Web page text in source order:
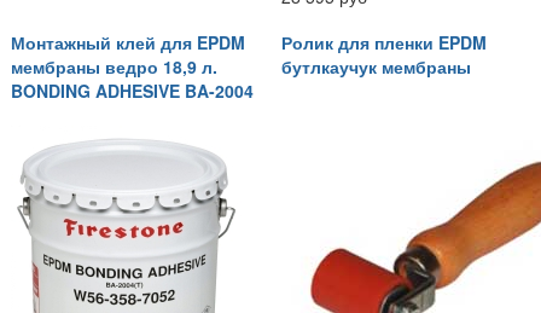
Монтажный клей для EPDM
мембраны ведро 18,9 л.
BONDING ADHESIVE BA-2004
Ролик для пленки EPDM
бутлкаучук мембраны